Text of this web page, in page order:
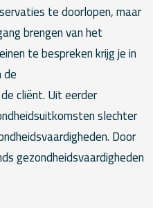
te doorlopen, maar
brengen van het
te bespreken krijg je in
cliënt. Uit eerder
slechter
Door
gezondheidsvaardigheden